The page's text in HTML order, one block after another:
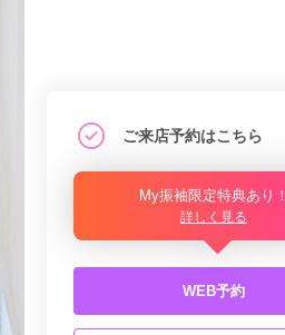
ご来店予約はこちら
My振袖限定特典あり！
詳しく見る
WEB予約